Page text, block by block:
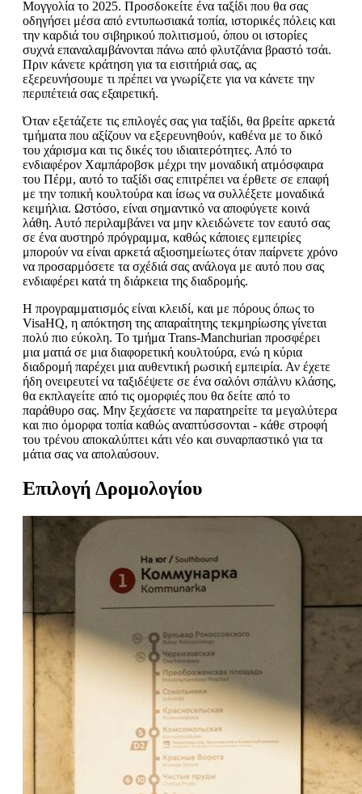
Μογγολία το 2025. Προσδοκείτε ένα ταξίδι που θα σας
οδηγήσει μέσα από εντυπωσιακά τοπία, ιστορικές πόλεις και
την καρδιά του σιβηρικού πολιτισμού, όπου οι ιστορίες
συχνά επαναλαμβάνονται πάνω από φλυτζάνια βραστό τσάι.
Πριν κάνετε κράτηση για τα εισιτήριά σας, ας
εξερευνήσουμε τι πρέπει να γνωρίζετε για να κάνετε την
περιπέτειά σας εξαιρετική.
Όταν εξετάζετε τις επιλογές σας για ταξίδι, θα βρείτε αρκετά
τμήματα που αξίζουν να εξερευνηθούν, καθένα με το δικό
του χάρισμα και τις δικές του ιδιαιτερότητες. Από το
ενδιαφέρον Χαμπάροβσκ μέχρι την μοναδική ατμόσφαιρα
του Πέρμ, αυτό το ταξίδι σας επιτρέπει να έρθετε σε επαφή
με την τοπική κουλτούρα και ίσως να συλλέξετε μοναδικά
κειμήλια. Ωστόσο, είναι σημαντικό να αποφύγετε κοινά
λάθη. Αυτό περιλαμβάνει να μην κλειδώνετε τον εαυτό σας
σε ένα αυστηρό πρόγραμμα, καθώς κάποιες εμπειρίες
μπορούν να είναι αρκετά αξιοσημείωτες όταν παίρνετε χρόνο
να προσαρμόσετε τα σχέδιά σας ανάλογα με αυτό που σας
ενδιαφέρει κατά τη διάρκεια της διαδρομής.
Η προγραμματισμός είναι κλειδί, και με πόρους όπως το
VisaHQ, η απόκτηση της απαραίτητης τεκμηρίωσης γίνεται
πολύ πιο εύκολη. Το τμήμα Trans-Manchurian προσφέρει
μια ματιά σε μια διαφορετική κουλτούρα, ενώ η κύρια
διαδρομή παρέχει μια αυθεντική ρωσική εμπειρία. Αν έχετε
ήδη ονειρευτεί να ταξιδέψετε σε ένα σαλόνι σπάλνυ κλάσης,
θα εκπλαγείτε από τις ομορφιές που θα δείτε από το
παράθυρο σας. Μην ξεχάσετε να παρατηρείτε τα μεγαλύτερα
και πιο όμορφα τοπία καθώς αναπτύσσονται - κάθε στροφή
του τρένου αποκαλύπτει κάτι νέο και συναρπαστικό για τα
μάτια σας να απολαύσουν.
Επιλογή Δρομολογίου